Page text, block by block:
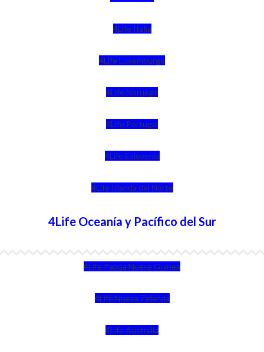
4Life Italia
4Life Luxemburgo
4Life Noruega
4Life Portugal
4Life Eslovenia
4Life Irlanda del Norte
4Life Oceanía y Pacífico del Sur
4Life Papúa Nueva Guinea
4Life Nueva Zelanda
4Life Australia